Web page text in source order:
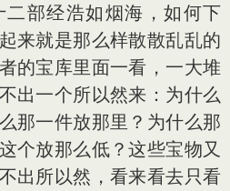
部经浩如烟海，如何下
来就是那么样散散乱乱的
的宝库里面一看，一大堆
出一个所以然来：为什么
那一件放那里？为什么那
个放那么低？这些宝物又
出所以然，看来看去只看